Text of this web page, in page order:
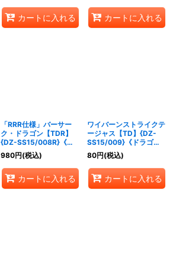
カートに入れる カートに入れる
「RRR仕様」バーサー
ク・ドラゴン【TDR】
{DZ-SS15/008R}《ド
ラゴンエンパイア》
980円(税込)
カートに入れる
ワイバーンストライクテ
ージャス【TD】{DZ-
SS15/009}《ドラゴン
エンパイア》
80円(税込)
カートに入れる